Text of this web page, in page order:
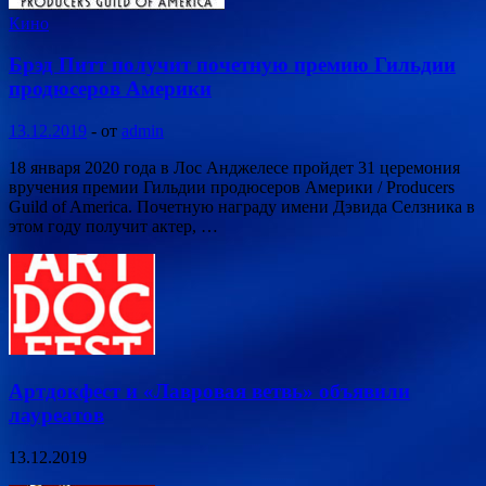
Кино
Брэд Питт получит почетную премию Гильдии
продюсеров Америки
13.12.2019 - от admin
18 января 2020 года в Лос Анджелесе пройдет 31 церемония
вручения премии Гильдии продюсеров Америки / Producers
Guild of America. Почетную награду имени Дэвида Селзника в
этом году получит актер, …
Артдокфест и «Лавровая ветвь» объявили
лауреатов
13.12.2019